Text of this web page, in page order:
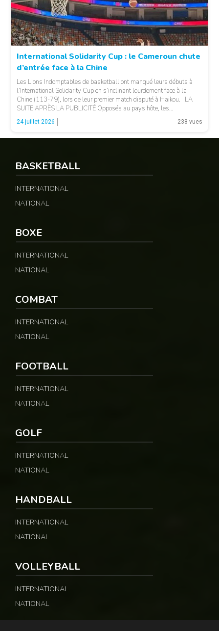
© 237lions.com
International Solidarity Cup : le Cameroun chute
d’entrée face à la Chine
Les Lions Indomptables de basketball ont manqué leurs débuts à
l’International Solidarity Cup en s’inclinant lourdement face à la
Chine (113-79), lors de leur premier match disputé à Haikou. LA
SUITE APRÈS LA PUBLICITÉ Opposés au pays hôte, les
Camerounais ont rapidement été mis en difficulté par l’adresse
offensive et l’intensité des Chinois, qui […]
24 juillet 2026 238 vues
BASKETBALL
INTERNATIONAL
NATIONAL
BOXE
INTERNATIONAL
NATIONAL
COMBAT
INTERNATIONAL
NATIONAL
FOOTBALL
INTERNATIONAL
NATIONAL
GOLF
INTERNATIONAL
NATIONAL
HANDBALL
INTERNATIONAL
NATIONAL
VOLLEYBALL
INTERNATIONAL
NATIONAL